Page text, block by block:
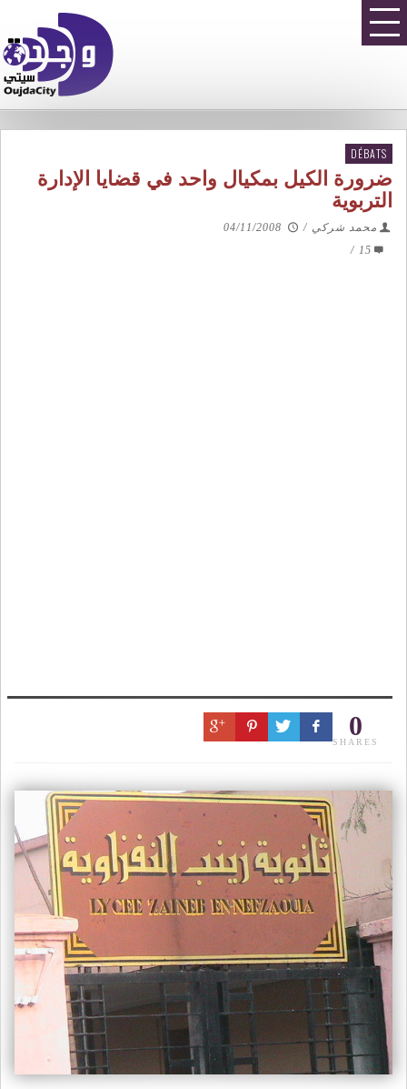
DÉBATS
ضرورة الكيل بمكيال واحد في قضايا الإدارة
التربوية
محمد شركي /
04/11/2008
15
/
0
SHARES